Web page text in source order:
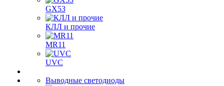
GX53
КЛЛ и прочие
MR11
UVC
Выводные светодиоды